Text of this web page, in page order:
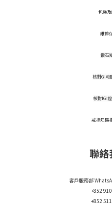
包裝
維修
鑽石
核對GIA
核對IGI
戒指尺碼
聯絡
客戶服務部
+852
+852